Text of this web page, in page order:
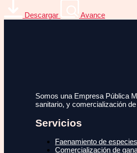
Descargar Avance
Somos una Empresa Pública
sanitario, y comercialización
Servicios
Faenamiento de especies
Comercialización de